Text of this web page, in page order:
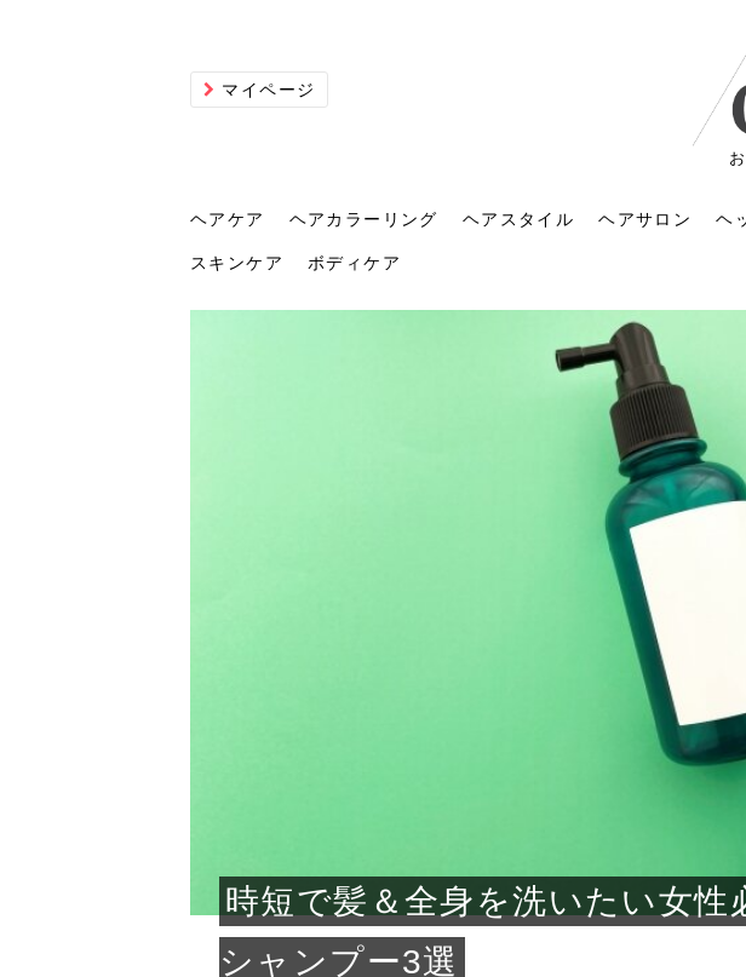
マイページ
ヘアケア
トリートメントの付け方で
仕上がりが変わる｜効かな
トリートメントの付け方で仕上がりは
大きく変わります。今回は、毛先中心
ヘアカラーリング
髪のくすみが気になる人
へ！2026春トレンドの明る
2026春のトレンドカラーは明るめの
すみカラーです。ただし、髪がすでに
ヘアスタイル
2026年のショートウルフ
新トレンドとは？ナチュラ
2026年のショートウルフは、ナチュ
ルでエアリーな仕上がりが今っぽい正
ヘアサロン
美容室に行くのが恥ずかし
い？髪質の変化に気づいた
しばらく美容室に行けていないし、そ
ろそろ髪型を変えて気分転換したいと
ヘ
ヘッドスパの落とし穴！知
らないと損する真実
ヘッドスパは、頭皮の汚れを落として
血行を促進し、リラックス効果や美髪
髪を育てるには？毎日の洗
い方と生活習慣を見直す基
髪をきれいに育てるには高価なアイテ
ムを増やす前に、洗い方や乾かし方、
発酵エキスシャンプーって
何がいいの？無印良品など
スキンケアで人気の発酵成分が、シャ
ンプーにも広がっています。無印良品
ミニマリストのメイク術｜
少ないアイテムで「自分ら
「たくさんのコスメを持っているの
に、実際に使っているのはいつも同じ
針で小顔を目指す！美容鍼
の効果と後悔しない選び方
フェイスラインをすっきりさせたいと
いうお悩みを抱えている方はいないで
化粧ノリが変わる「顔脱
毛」。4つのメリットと、
顔の産毛をカミソリで剃って、毛抜き
で抜くなど、日々の自己処理を手間に
2026年運気アップネイル
イドを公開！幸運を呼ぶ色
最近、なんとなく運気が停滞している
気がすると悩んでいないでしょうか？
スキンケア
急に小じわが増えた？原因
と種類の見分け方＆自宅で
ふと鏡を見て、急に小じわが増えたと
落ち込んでいないでしょうか？じつは
ボディケア
人の手ならではの痩身効
果。オールハンドエステの
痩身エステと一言で言っても、最新の
機器を使ったものから、昔ながらの手
時短で髪＆全身を洗いたい女性
シャンプー3選